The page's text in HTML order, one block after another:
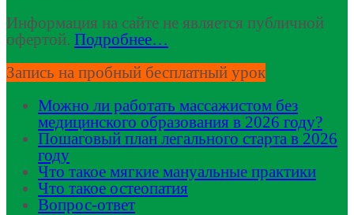
Информация на сайте не является публичной
офертой. Подробнее…
Запись на пробный бесплатный урок
Можно ли работать массажистом без
медицинского образования в 2026 году?
Пошаговый план легального старта в 2026
году
Что такое мягкие мануальные практики
Что такое остеопатия
Вопрос-ответ